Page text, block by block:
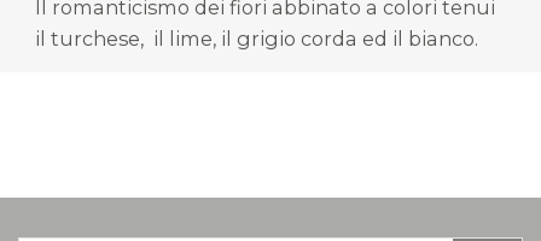
Il romanticismo dei fiori abbinato a colori tenui
il turchese, il lime, il grigio corda ed il bianco.